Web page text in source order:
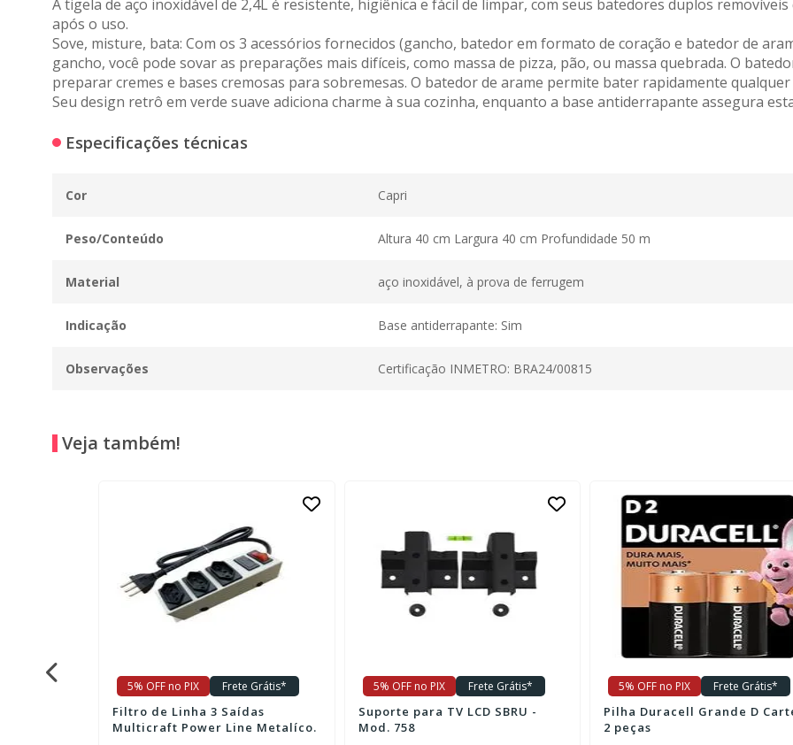
A tigela de aço inoxidável de 2,4L é resistente, higiênica e fácil de limpar, com seus batedores duplos
após o uso.
Sove, misture, bata: Com os 3 acessórios fornecidos (gancho, batedor em formato de coração e batedor de
gancho, você pode sovar as preparações mais difíceis, como massa de pizza, pão, ou massa quebrada. O
preparar cremes e bases cremosas para sobremesas. O batedor de arame permite bater rapidamente
Seu design retrô em verde suave adiciona charme à sua cozinha, enquanto a base antiderrapante assegura
Especificações técnicas
Cor Capri
Peso/Conteúdo Altura 40 cm Largura 40 cm Profundidade 50 m
Material aço inoxidável, à prova de ferrugem
Indicação Base antiderrapante: Sim
Observações Certificação INMETRO: BRA24/00815
Veja também!
5% OFF no PIX Frete Grátis*
Filtro de Linha 3 Saídas
Multicraft Power Line Metalíco.
5% OFF no PIX Frete Grátis*
Suporte para TV LCD SBRU -
Mod. 758
5% OFF no PIX Frete Grátis*
Pilha Duracell Grande D
2 peças